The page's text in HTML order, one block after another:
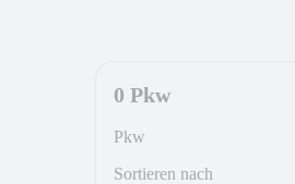
0 Pkw
Pkw
Sortieren nach